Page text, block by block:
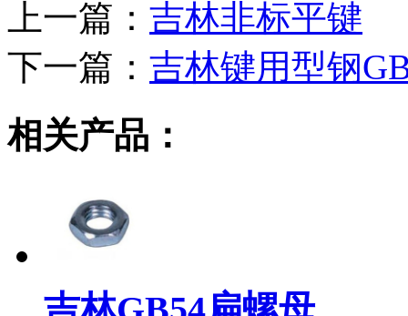
上一篇： 吉林非标平键
下一篇： 吉林键用型钢
相关产品：